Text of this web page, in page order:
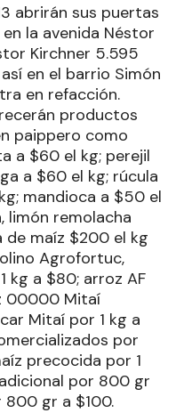
abrirán sus puertas
la avenida Néstor
Kirchner 5.595
en el barrio Simón
en refacción.
productos
paippero como
a $60 el kg; perejil
a $60 el kg; rúcula
mandioca a $50 el
limón remolacha
de maíz $200 el kg
Agrofortuc,
kg a $80; arroz AF
00000 Mitaí
Mitaí por 1 kg a
por
precocida por 1
por 800 gr
800 gr a $100.